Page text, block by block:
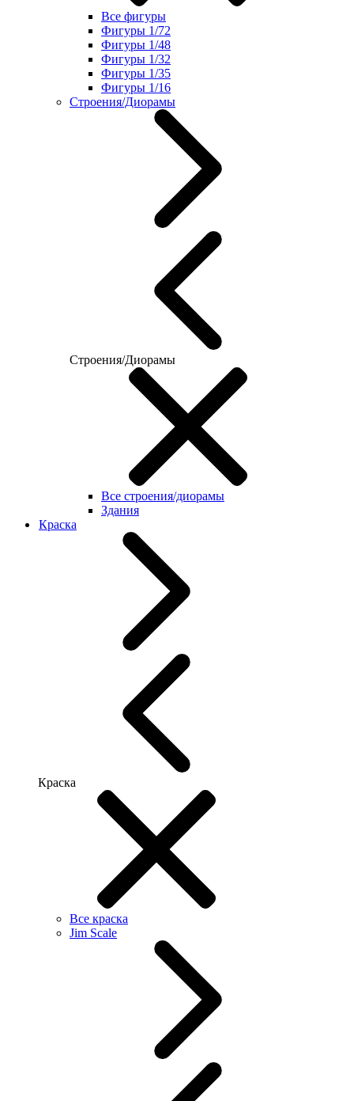
Все фигуры
Фигуры 1/72
Фигуры 1/48
Фигуры 1/32
Фигуры 1/35
Фигуры 1/16
Строения/Диорамы
Строения/Диорамы
Все строения/диорамы
Здания
Краска
Краска
Все краска
Jim Scale